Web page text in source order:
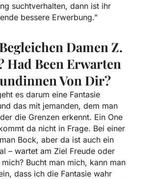
suchtverhalten, dann ist ihr
bessere Erwerbung.”
Damen Z.
Had Been Erwarten
Von Dir?
es darum eine Fantasie
das mit jemanden, dem man
die Grenzen erkennt. Ein One
da nicht in Frage. Bei einer
Bock, aber da ist auch ein
– wartet am Ziel Freude oder
Bucht man mich, kann man
dass ich die Fantasie wahr